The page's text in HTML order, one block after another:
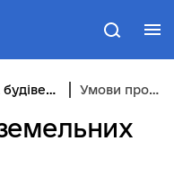
Пошук
Землекористування та будівельна політика Умови продажу земельних ділянок